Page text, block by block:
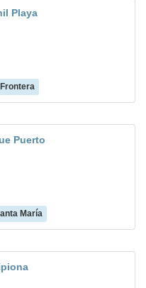
Playa
Puerto
María